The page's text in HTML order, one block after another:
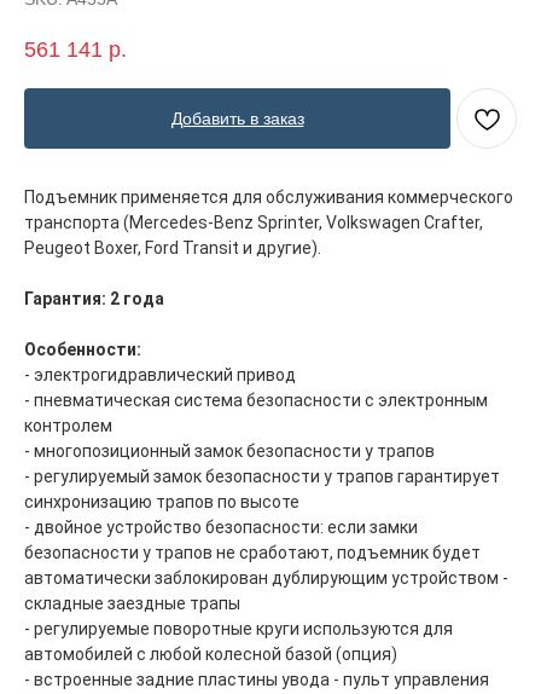
561 141 р.
Добавить в заказ
Подъемник применяется для обслуживания коммерческого
транспорта (Mercedes-Benz Sprinter, Volkswagen Crafter,
Peugeot Boxer, Ford Transit и другие).
Гарантия: 2 года
Особенности:
- электрогидравлический привод
- пневматическая система безопасности с электронным
контролем
- многопозиционный замок безопасности у трапов
- регулируемый замок безопасности у трапов гарантирует
синхронизацию трапов по высоте
- двойное устройство безопасности: если замки
безопасности у трапов не сработают, подъемник будет
автоматически заблокирован дублирующим устройством -
складные заездные трапы
- регулируемые поворотные круги используются для
автомобилей с любой колесной базой (опция)
- встроенные задние пластины увода - пульт управления
ООО "ФорАвтоКом"
Каталог
Контакты
ООО "ФорАвтоКом", ИНН:6165230254, ОГРН:1216100025063
Политика обработки персональных данных
2015-2025